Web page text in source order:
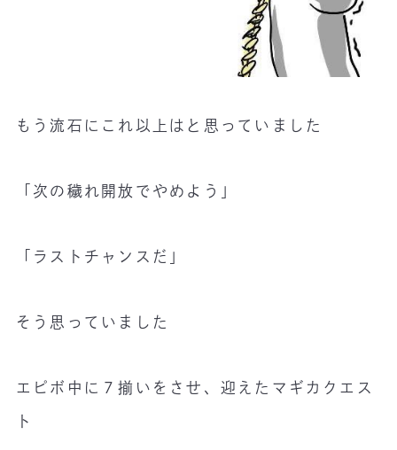
もう流石にこれ以上はと思っていました
「次の穢れ開放でやめよう」
「ラストチャンスだ」
そう思っていました
エピボ中に７揃いをさせ、迎えたマギカクエス
ト